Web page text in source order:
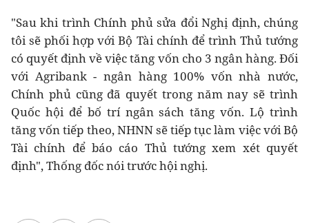
"Sau khi trình Chính phủ sửa đổi Nghị định, chúng
tôi sẽ phối hợp với Bộ Tài chính để trình Thủ tướng
có quyết định về việc tăng vốn cho 3 ngân hàng. Đối
với Agribank - ngân hàng 100% vốn nhà nước,
Chính phủ cũng đã quyết trong năm nay sẽ trình
Quốc hội để bố trí ngân sách tăng vốn. Lộ trình
tăng vốn tiếp theo, NHNN sẽ tiếp tục làm việc với Bộ
Tài chính để báo cáo Thủ tướng xem xét quyết
định", Thống đốc nói trước hội nghị.